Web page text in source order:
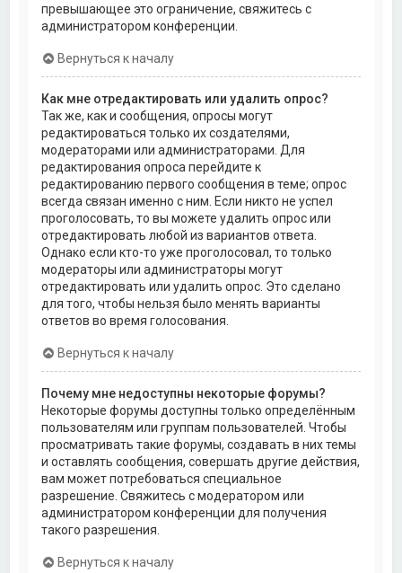
превышающее это ограничение, свяжитесь с
администратором конференции.
Вернуться к началу
Как мне отредактировать или удалить опрос?
Так же, как и сообщения, опросы могут
редактироваться только их создателями,
модераторами или администраторами. Для
редактирования опроса перейдите к
редактированию первого сообщения в теме; опрос
всегда связан именно с ним. Если никто не успел
проголосовать, то вы можете удалить опрос или
отредактировать любой из вариантов ответа.
Однако если кто-то уже проголосовал, то только
модераторы или администраторы могут
отредактировать или удалить опрос. Это сделано
для того, чтобы нельзя было менять варианты
ответов во время голосования.
Вернуться к началу
Почему мне недоступны некоторые форумы?
Некоторые форумы доступны только определённым
пользователям или группам пользователей. Чтобы
просматривать такие форумы, создавать в них темы
и оставлять сообщения, совершать другие действия,
вам может потребоваться специальное
разрешение. Свяжитесь с модератором или
администратором конференции для получения
такого разрешения.
Вернуться к началу